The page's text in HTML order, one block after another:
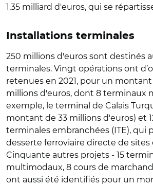
1,35 milliard d'euros, qui se
Installations terminales
250 millions d'euros sont destinés
terminales. Vingt opérations ont
retenues en 2021, pour un
millions d'euros, dont 8 terminaux
exemple, le terminal de Calais
montant de 33 millions d'euros) et
terminales embranchées (ITE), qui
desserte ferroviaire directe de sites
Cinquante autres projets - 15
multimodaux, 8 cours de
ont aussi été identifiés pour un